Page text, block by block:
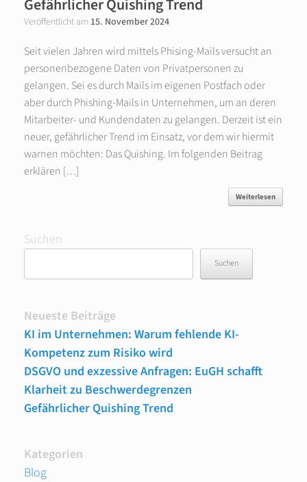
Gefährlicher Quishing Trend
Veröffentlicht am 15. November 2024
Seit vielen Jahren wird mittels Phising-Mails versucht an
personenbezogene Daten von Privatpersonen zu
gelangen. Sei es durch Mails im eigenen Postfach oder
aber durch Phishing-Mails in Unternehmen, um an deren
Mitarbeiter- und Kundendaten zu gelangen. Derzeit ist ein
neuer, gefährlicher Trend im Einsatz, vor dem wir hiermit
warnen möchten: Das Quishing. Im folgenden Beitrag
erklären […]
Weiterlesen
Suchen
Suchen
Neueste Beiträge
KI im Unternehmen: Warum fehlende KI-
Kompetenz zum Risiko wird
DSGVO und exzessive Anfragen: EuGH schafft
Klarheit zu Beschwerdegrenzen
Gefährlicher Quishing Trend
Kategorien
Blog